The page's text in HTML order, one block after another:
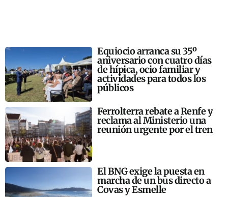
Equiocio arranca su 35º
aniversario con cuatro días
de hípica, ocio familiar y
actividades para todos los
públicos
Ferrolterra rebate a Renfe y
reclama al Ministerio una
reunión urgente por el tren
El BNG exige la puesta en
marcha de un bus directo a
Covas y Esmelle